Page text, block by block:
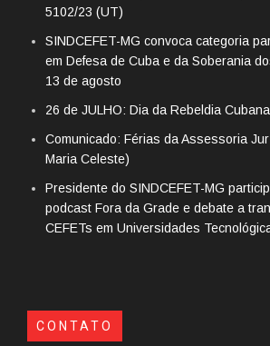
5102/23 (UT)
SINDCEFET-MG convoca categoria
em Defesa de Cuba e da Soberania
13 de agosto
26 de JULHO: Dia da Rebeldia Cubana
Comunicado: Férias da Assessoria
Maria Celeste)
Presidente do SINDCEFET-MG
podcast Fora da Grade e debate a
CEFETs em Universidades
CONTATO